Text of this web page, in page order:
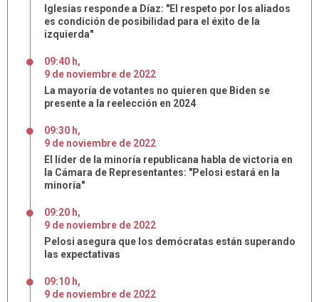
Iglesias responde a Díaz: "El respeto por los aliados
es condición de posibilidad para el éxito de la
izquierda"
09:40 h,
9 de noviembre de 2022
La mayoría de votantes no quieren que Biden se
presente a la reelección en 2024
09:30 h,
9 de noviembre de 2022
El líder de la minoría republicana habla de victoria en
la Cámara de Representantes: "Pelosi estará en la
minoría"
09:20 h,
9 de noviembre de 2022
Pelosi asegura que los demócratas están superando
las expectativas
09:10 h,
9 de noviembre de 2022